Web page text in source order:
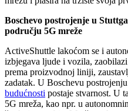
Boschevo postrojenje u
području 5G mreže
ActiveShuttle lakoćom se i
izbjegava ljude i vozila,
prema proizvodnoj liniji,
zadatak. U Boschevu
budućnosti postaje stvarnost. U
5G mreža, kao npr. u